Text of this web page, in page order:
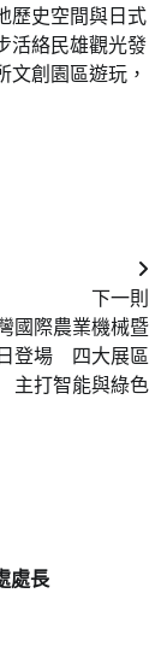
歷史空間與日式
活絡民雄觀光發
創園區遊玩，
下一則
國際農業機械暨
登場 四大展區
主打智能與綠色
處長